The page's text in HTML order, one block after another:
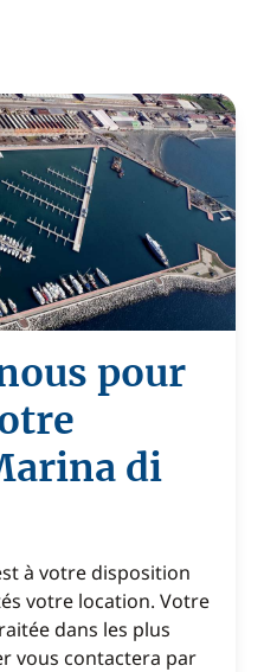
pour
di
à votre disposition
votre location. Votre
dans les plus
vous contactera par